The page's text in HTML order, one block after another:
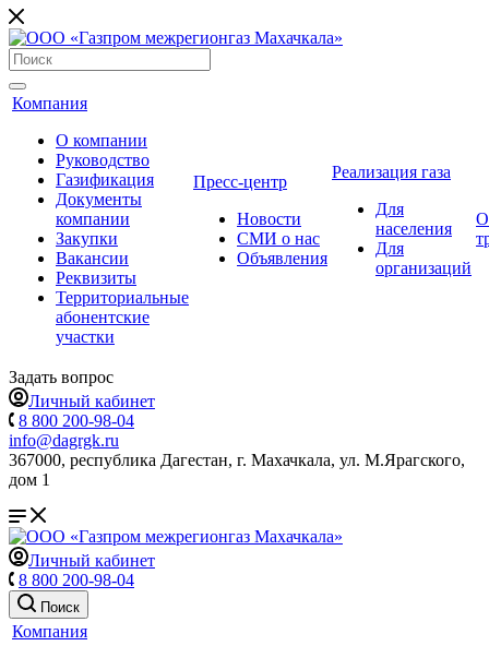
Компания
О компании
Руководство
Газификация
Документы
компании
Закупки
Вакансии
Реквизиты
Территориальные
абонентские
участки
Пресс-центр
Новости
СМИ о нас
Объявления
Реализация газа
Для
населения
Для
организаций
Задать вопрос
Личный кабинет
8 800 200-98-04
info@dagrgk.ru
367000, республика Дагестан, г. Махачкала, ул. М.Ярагского,
дом 1
Личный кабинет
8 800 200-98-04
Поиск
Компания